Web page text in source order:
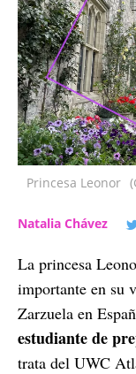
Princesa Leonor
Natalia Chávez
La princesa
importante en su
Zarzuela en
estudiante de
trata del UWC